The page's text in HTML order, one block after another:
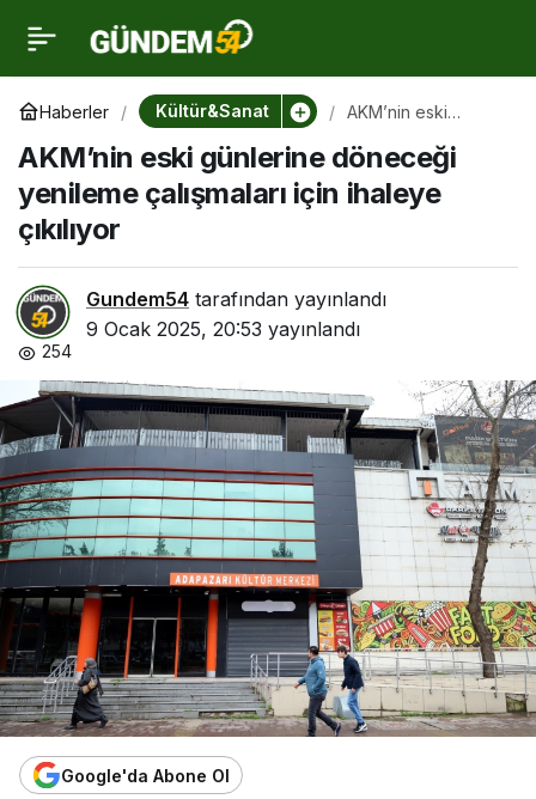
Haberler Kültür&Sanat
AKM’nin eski
yenileme çalışmaları
için ihaleye çıkılıyor
AKM’nin eski günlerine döneceği
yenileme çalışmaları için ihaleye
çıkılıyor
Gundem54 tarafından yayınlandı
9 Ocak 2025, 20:53 yayınlandı
254
Google'da Abone Ol
AKM’nin eski günlerine
döneceği yenileme
çalışmaları için ihaleye
çıkılıyor